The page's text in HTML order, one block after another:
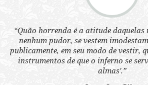
“Quão horrenda é a atitude daquelas
nenhum pudor, se vestem
publicamente, em seu modo de vestir,
instrumentos de que o inferno se
almas'.”